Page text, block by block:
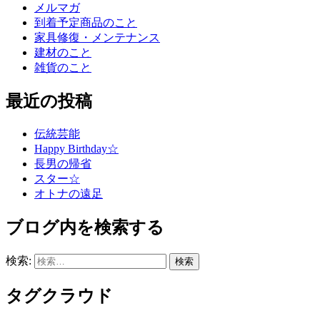
メルマガ
到着予定商品のこと
家具修復・メンテナンス
建材のこと
雑貨のこと
最近の投稿
伝統芸能
Happy Birthday☆
長男の帰省
スター☆
オトナの遠足
ブログ内を検索する
検索:
タグクラウド